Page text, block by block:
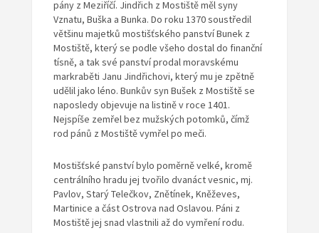
pány z Meziříčí. Jindřich z Mostiště měl syny
Vznatu, Buška a Bunka. Do roku 1370 soustředil
většinu majetků mostišťského panství Bunek z
Mostiště, který se podle všeho dostal do finanční
tísně, a tak své panství prodal moravskému
markraběti Janu Jindřichovi, který mu je zpětně
udělil jako léno. Bunkův syn Bušek z Mostiště se
naposledy objevuje na listině v roce 1401.
Nejspíše zemřel bez mužských potomků, čímž
rod pánů z Mostiště vymřel po meči.
Mostišťské panství bylo poměrně velké, kromě
centrálního hradu jej tvořilo dvanáct vesnic, mj.
Pavlov, Starý Telečkov, Znětínek, Kněževes,
Martinice a část Ostrova nad Oslavou. Páni z
Mostiště jej snad vlastnili až do vymření rodu.